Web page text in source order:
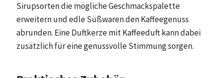
Sirupsorten die mögliche Geschmackspalette
erweitern und edle Süßwaren den Kaffeegenuss
abrunden. Eine Duftkerze mit Kaffeeduft kann dabei
zusätzlich für eine genussvolle Stimmung sorgen.